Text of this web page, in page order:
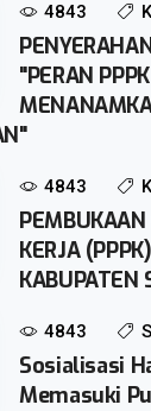
4843
"PERAN
4843
KERJA
KABUPATEN
4843
Sosialisasi
Memasuki